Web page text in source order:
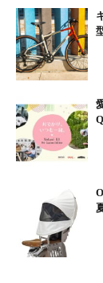
アシスタS